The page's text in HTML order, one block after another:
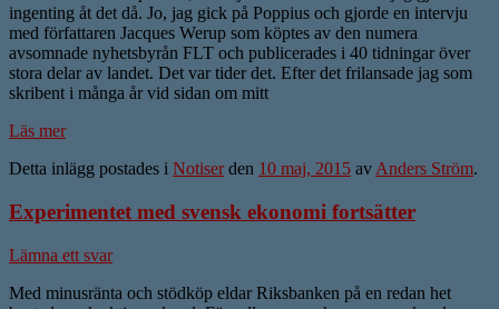
ingenting åt det då. Jo, jag gick på Poppius och gjorde en intervju
med författaren Jacques Werup som köptes av den numera
avsomnade nyhetsbyrån FLT och publicerades i 40 tidningar över
stora delar av landet. Det var tider det. Efter det frilansade jag som
skribent i många år vid sidan om mitt
Läs mer
Detta inlägg postades i Notiserden 10 maj, 2015 av Anders Ström.
Experimentet med svensk ekonomi fortsätter
Lämna ett svar
Med minusränta och stödköp eldar Riksbanken på en redan het